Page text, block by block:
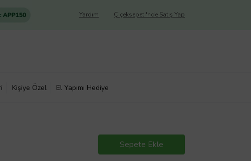
Çiçeksepeti'nde Satış Yap
Yardım
Kişiye Özel El Yapımı Hediye
Sepete Ekle